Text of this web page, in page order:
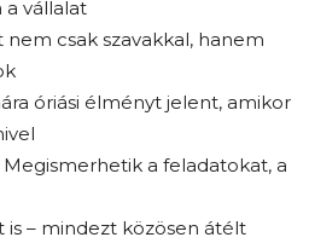
vállalat
nem csak szavakkal, hanem
óriási élményt jelent, amikor
a feladatokat, a
– mindezt közösen átélt